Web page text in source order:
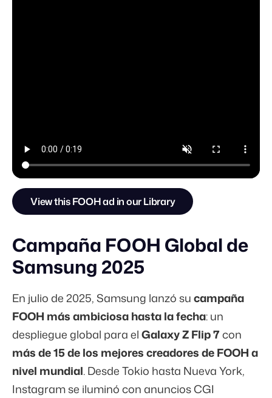
View this FOOH ad in our Library
Campaña FOOH Global de
Samsung 2025
En julio de 2025, Samsung lanzó sucampaña
FOOH más ambiciosa hasta la fecha: un
despliegue global para elGalaxy Z Flip 7con
más de 15 de los mejores creadores de FOOH a
nivel mundial. Desde Tokio hasta Nueva York,
Instagram se iluminó con anuncios CGI